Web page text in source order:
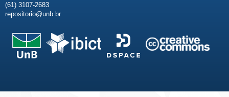
(61) 3107-2683
repositorio@unb.br